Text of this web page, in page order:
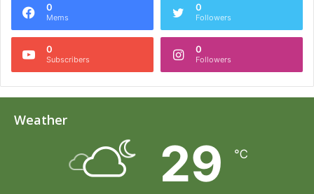
0
Mems
0
Followers
0
Subscribers
0
Followers
Weather
29 ℃